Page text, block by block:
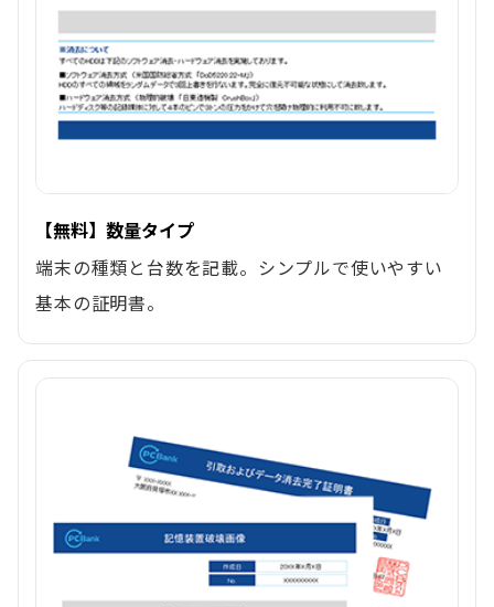
【無料】数量タイプ
端末の種類と台数を記載。シンプルで使いやすい
基本の証明書。